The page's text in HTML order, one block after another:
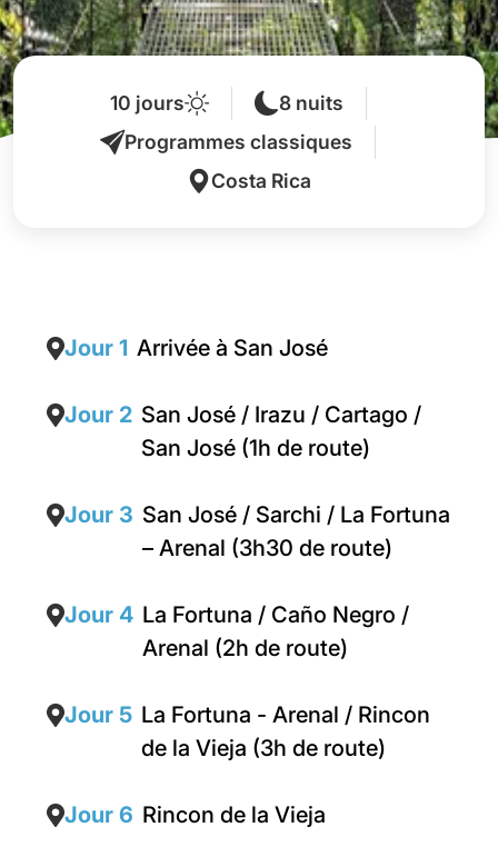
10 jours
8 nuits
Programmes classiques
Costa Rica
Jour 1 Arrivée à San José
Jour 2 San José / Irazu / Cartago /
San José (1h de route)
Jour 3 San José / Sarchi / La Fortuna
– Arenal (3h30 de route)
Jour 4 La Fortuna / Caño Negro /
Arenal (2h de route)
Jour 5 La Fortuna - Arenal / Rincon
de la Vieja (3h de route)
Jour 6 Rincon de la Vieja